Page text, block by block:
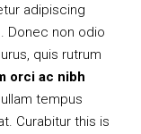
adipiscing
Donec non odio
quis rutrum
orci ac nibh
tempus
Curabitur this is